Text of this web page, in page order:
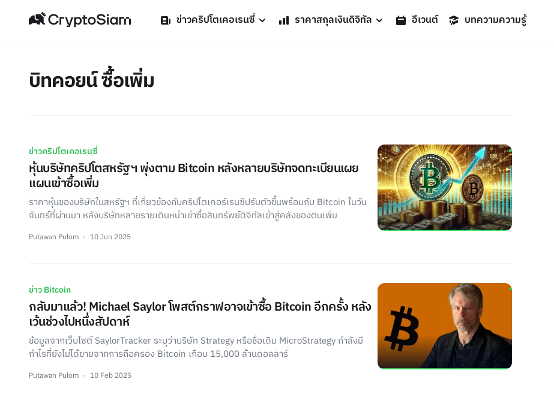
ข่าวคริปโตเคอเรนซี่ ราคาสกุลเงินดิจิทัล อีเวนต์ บทความความรู้
บิทคอยน์ ซื้อเพิ่ม
ข่าวคริปโตเคอเรนซี่
หุ้นบริษัทคริปโตสหรัฐฯ พุ่งตาม Bitcoin หลังหลายบริษัทจดทะเบียนเผย
แผนเข้าซื้อเพิ่ม
ราคาหุ้นของบริษัทในสหรัฐฯ ที่เกี่ยวข้องกับคริปโตเคอร์เรนซีปรับตัวขึ้นพร้อมกับ Bitcoin ในวัน
จันทร์ที่ผ่านมา หลังบริษัทหลายรายเดินหน้าเข้าซื้อสินทรัพย์ดิจิทัลเข้าสู่คลังของตนเพิ่ม
Putawan Pulom 10 Jun 2025
ข่าว Bitcoin
กลับมาแล้ว! Michael Saylor โพสต์กราฟอาจเข้าซื้อ Bitcoin อีกครั้ง หลัง
เว้นช่วงไปหนึ่งสัปดาห์
ข้อมูลจากเว็บไซต์ SaylorTracker ระบุว่าบริษัท Strategy หรือชื่อเดิม MicroStrategy กำลังมี
กำไรที่ยังไม่ได้ขายจากการถือครอง Bitcoin เกือบ 15,000 ล้านดอลลาร์
Putawan Pulom 10 Feb 2025